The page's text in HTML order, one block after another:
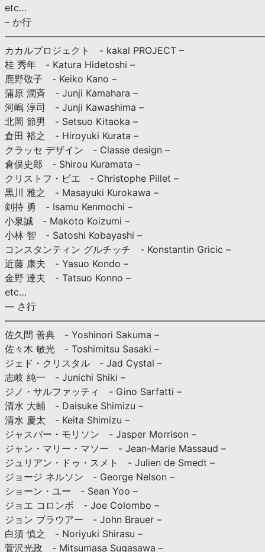
etc…
– か行
カカルプロジェクト - kakal PROJECT –
桂 秀年 - Katura Hidetoshi –
鹿野敬子 - Keiko Kano –
蒲原 潤斉 - Junji Kamahara –
河嶋 淳司 - Junji Kawashima –
北岡 節男 - Setsuo Kitaoka –
倉田 裕之 - Hiroyuki Kurata –
クラッセ デザイン - Classe design –
倉俣史郎 - Shirou Kuramata –
クリストフ・ピエ - Christophe Pillet –
黒川 雅之 - Masayuki Kurokawa –
剣持 勇 - Isamu Kenmochi –
小泉誠 - Makoto Koizumi –
小林 智 - Satoshi Kobayashi –
コンスタンティン グルチッチ - Konstantin Gricic –
近藤 康夫 - Yasuo Kondo –
金野 達夫 - Tatsuo Konno –
etc…
— さ行
佐久間 善典 - Yoshinori Sakuma –
佐々木 敏光 - Toshimitsu Sasaki –
ジェド・クリスタル - Jad Cystal –
志岐 純一 - Junichi Shiki –
ジノ・サルファッティ - Gino Sarfatti –
清水 大輔 - Daisuke Shimizu –
清水 慶太 - Keita Shimizu –
ジャスパー・モリソン - Jasper Morrison –
ジャン・マリー・マソー - Jean-Marie Massaud –
ジュリアン・ドゥ・スメト - Julien de Smedt –
ジョージ ネルソン - George Nelson –
ショーン・ユー - Sean Yoo –
ジョエ コロンボ - Joe Colombo –
ジョン ブラウアー - John Brauer –
白須 慎之 - Noriyuki Shirasu –
菅沢光政 - Mitsumasa Sugasawa –